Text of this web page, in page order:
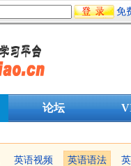
免
论坛
英语视频 英语语法